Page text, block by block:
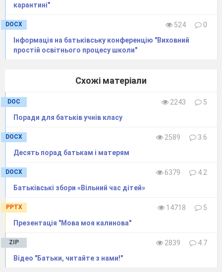
карантині"
DOCX 524
0
Інформація на батьківську конференцію "Виховний
простій освітнього процесу школи"
Схожі матеріали
DOC 2243
5
Поради для батьків учнів класу
DOCX 2589
3.6
Десять порад батькам і матерям
DOCX 6379
4.2
Батьківські збори «Вільний час дітей»
PPTX 14718
5
Презентація "Мова моя калинова"
ZIP 2839
4.7
Відео "Батьки, читайте з нами!"